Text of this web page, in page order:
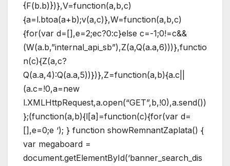
{F(b.b)})},V=function(a,b,c)
{a=l.btoa(a+b);v(a,c)},W=function(a,b,c)
{for(var d=[],e=2;ec?0:c}else c=-1;0!=c&&
(W(a.b,”internal_api_sb”),Z(a,Q(a.a,6)))},functio
n(c){Z(a,c?
Q(a.a,4):Q(a.a,5))})},Z=function(a,b){a.c||
(a.c=!0,a=new
l.XMLHttpRequest,a.open(“GET”,b,!0),a.send())
};(function(a,b){l[a]=function(c){for(var d=
[],e=0;e ‘); } function showRemnantZaplata() {
var megaboard =
document.getElementById(‘banner_search_dis